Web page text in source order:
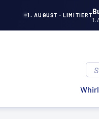
1. AUGUST · LIMITIERT
1.